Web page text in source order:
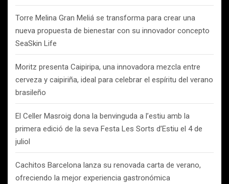
Torre Melina Gran Meliá se transforma para crear una
nueva propuesta de bienestar con su innovador concepto
SeaSkin Life
Moritz presenta Caipiripa, una innovadora mezcla entre
cerveza y caipiriña, ideal para celebrar el espíritu del verano
brasileño
El Celler Masroig dona la benvinguda a l’estiu amb la
primera edició de la seva Festa Les Sorts d’Estiu el 4 de
juliol
Cachitos Barcelona lanza su renovada carta de verano,
ofreciendo la mejor experiencia gastronómica